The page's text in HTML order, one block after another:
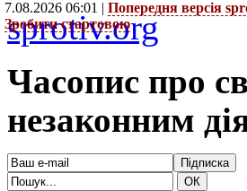
7.08.2026 06:01 | Попередня версія
Зробити стартовою
sprotiv.org
Часопис про
незаконним